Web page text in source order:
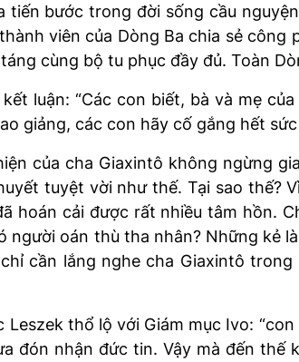
tiến bước trong đời sống cầu
viên của Dòng Ba chia sẻ
cùng bộ tu phục đầy đủ. Toàn
luận: “Các con biết, bà và mẹ
giảng, các con hãy cố gắng hết
của cha Giaxintô không ngừng
tuyệt vời như thế. Tại sao thế?
hoán cải được rất nhiều tâm hồn.
người oán thù tha nhân? Những kẻ
cần lắng nghe cha Giaxintô
Leszek thổ lộ với Giám mục Ivo:
đón nhận đức tin. Vậy mà đến